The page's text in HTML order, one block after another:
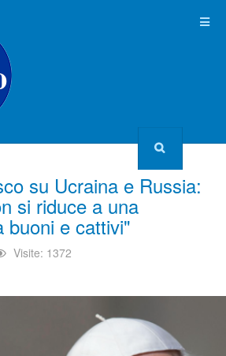
su Ucraina e Russia:
si riduce a una
buoni e cattivi"
Visite: 1372